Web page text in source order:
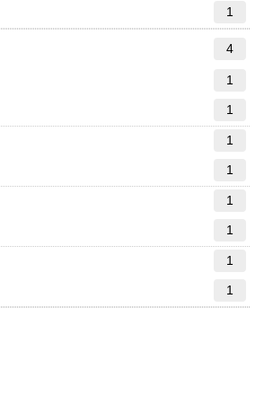
1
4
1
1
1
1
1
1
1
1